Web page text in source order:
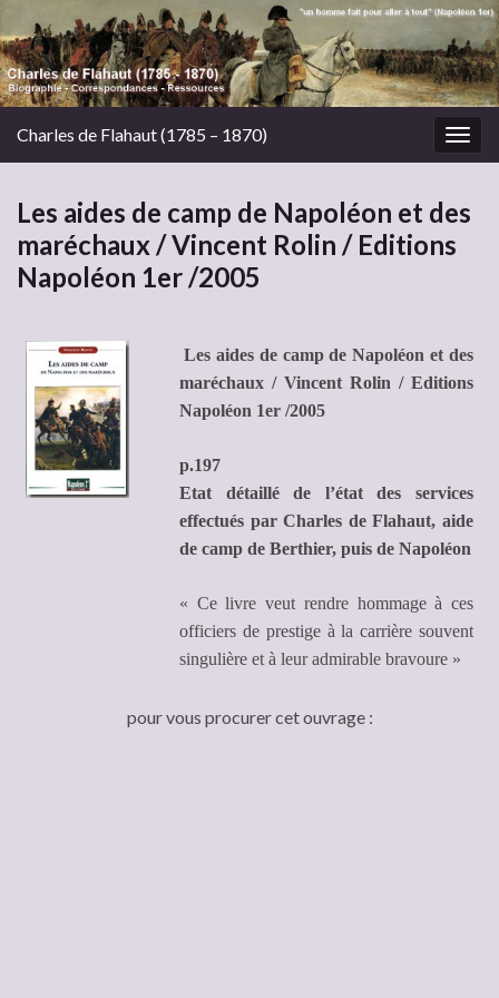
Charles de Flahaut (1785 – 1870)
Les aides de camp de Napoléon et des
maréchaux / Vincent Rolin / Editions
Napoléon 1er /2005
Les aides de camp de Napoléon et des
maréchaux / Vincent Rolin / Editions
Napoléon 1er /2005
p.197
Etat détaillé de l’état des services
effectués par Charles de Flahaut, aide
de camp de Berthier, puis de Napoléon
« Ce livre veut rendre hommage à ces
officiers de prestige à la carrière souvent
singulière et à leur admirable bravoure »
pour vous procurer cet ouvrage :